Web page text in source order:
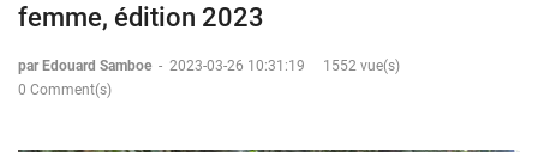
femme, édition 2023
par Edouard Samboe - 2023-03-26 10:31:19
1552 vue(s)
0 Comment(s)